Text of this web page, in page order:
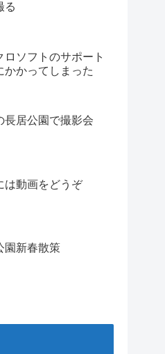
る
ロソフトのサポート
かかってしまった
長居公園で撮影会
は動画をどうぞ
園新春散策